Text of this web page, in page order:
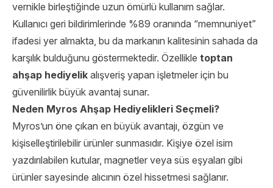
vernikle birleştiğinde uzun ömürlü kullanım sağlar.
Kullanıcı geri bildirimlerinde %89 oranında “memnuniyet”
ifadesi yer almakta, bu da markanın kalitesinin sahada da
karşılık bulduğunu göstermektedir. Özellikle toptan
ahşap hediyelik alışveriş yapan işletmeler için bu
güvenilirlik büyük avantaj sunar.
Neden Myros Ahşap Hediyelikleri Seçmeli?
Myros’un öne çıkan en büyük avantajı, özgün ve
kişiselleştirilebilir ürünler sunmasıdır. Kişiye özel isim
yazdırılabilen kutular, magnetler veya süs eşyaları gibi
ürünler sayesinde alıcının özel hissetmesi sağlanır.